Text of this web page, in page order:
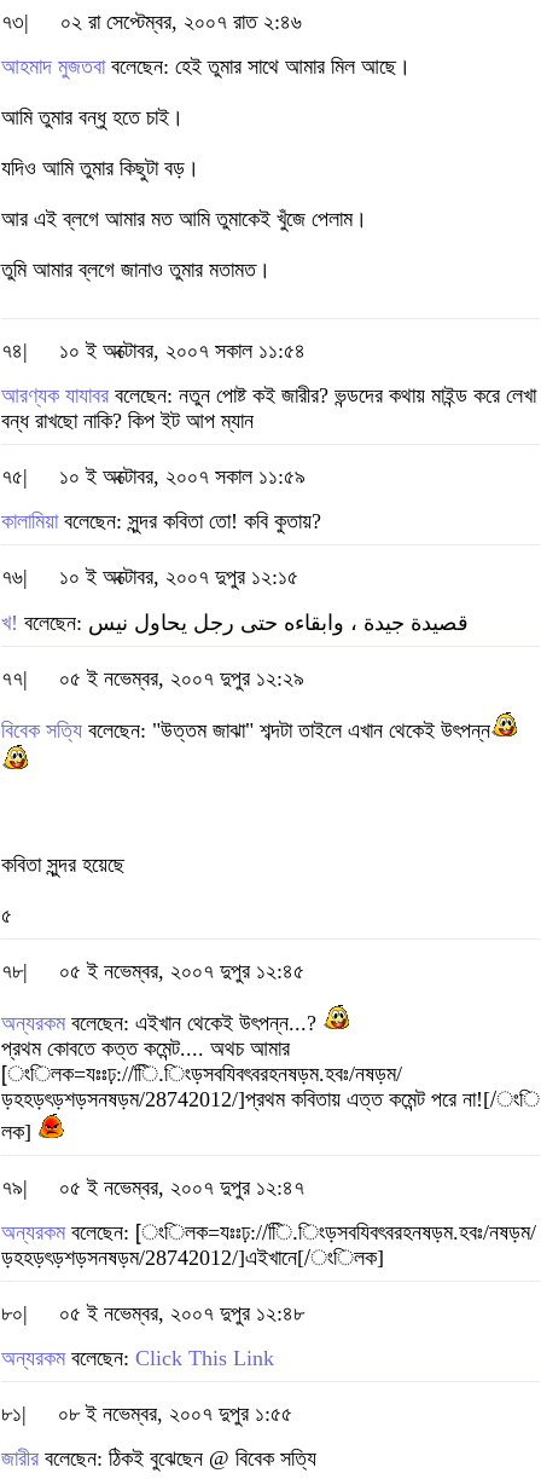
৭৩|
০২ রা সেপ্টেম্বর, ২০০৭ রাত ২:৪৬
আহমাদ মুজতবাবলেছেন: হেই তুমার সাথে আমার মিল আছে।
আমি তুমার বন্ধু হতে চাই।
যদিও আমি তুমার কিছুটা বড়।
আর এই ব্লগে আমার মত আমি তুমাকেই খুঁজে পেলাম।
তুমি আমার ব্লগে জানাও তুমার মতামত।
৭৪|
১০ ই অক্টোবর, ২০০৭ সকাল ১১:৫৪
আরণ্যক যাযাবর বলেছেন: নতুন পোষ্ট কই জারীর? ভন্ডদের কথায় মাইন্ড করে লেখা
বন্ধ রাখছো নাকি? কিপ ইট আপ ম্যান
৭৫|
১০ ই অক্টোবর, ২০০৭ সকাল ১১:৫৯
কালামিয়াবলেছেন: সুন্দর কবিতা তো! কবি কুতায়?
৭৬|
১০ ই অক্টোবর, ২০০৭ দুপুর ১২:১৫
খ!
বলেছেন: قصيدة جيدة ، وابقاءه حتى رجل يحاول نيس
৭৭| ০৫ ই নভেম্বর, ২০০৭ দুপুর ১২:২৯
বিবেক সত্যি বলেছেন: "উত্তম জাঝা" শব্দটা তাইলে এখান থেকেই উৎপন্ন
কবিতা সুন্দর হয়েছে
৫
৭৮| ০৫ ই নভেম্বর, ২০০৭ দুপুর ১২:৪৫
অন্যরকমবলেছেন: এইখান থেকেই উৎপন্ন...?
প্রথম কোবতে কত্ত কমেন্ট.... অথচ আমার
[ংিলক=যঃঃঢ়://িি.িংড়সবযিবৎবরহনষড়ম.হবঃ/নষড়ম/
ড়হহড়ৎড়শড়সনষড়ম/28742012/]প্রথম কবিতায় এত্ত কমেন্ট পরে না![/ংি
লক]
৭৯|
০৫ ই নভেম্বর, ২০০৭ দুপুর ১২:৪৭
অন্যরকমবলেছেন: [ংিলক=যঃঃঢ়://িি.িংড়সবযিবৎবরহনষড়ম.হবঃ/নষড়ম/
ড়হহড়ৎড়শড়সনষড়ম/28742012/]এইখানে[/ংিলক]
৮০|
০৫ ই নভেম্বর, ২০০৭ দুপুর ১২:৪৮
অন্যরকমবলেছেন: Click This Link
৮১|
০৮ ই নভেম্বর, ২০০৭ দুপুর ১:৫৫
জারীর বলেছেন: ঠিকই বুঝেছেন @ বিবেক সত্যি